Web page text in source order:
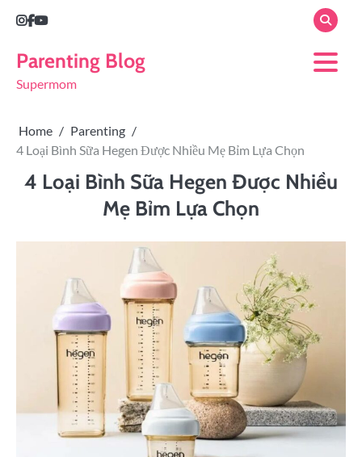
Parenting Blog
Supermom
Home
Parenting
4 Loại Bình Sữa Hegen Được Nhiều Mẹ Bỉm Lựa Chọn
4 Loại Bình Sữa Hegen Được Nhiều
Mẹ Bỉm Lựa Chọn